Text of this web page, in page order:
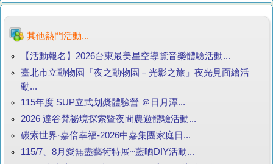
其他熱門活動...
【活動報名】2026台東最美星空導覽音樂體驗活動...
臺北市立動物園「夜之動物園－光影之旅」夜光見面繪活
動...
115年度 SUP立式划槳體驗營 ＠日月潭...
2026 達谷梵祕境探索暨夜間農遊體驗活動...
碳索世界·嘉倍幸福-2026中嘉集團家庭日...
115/7、8月愛無盡藝術特展~藍晒DIY活動...